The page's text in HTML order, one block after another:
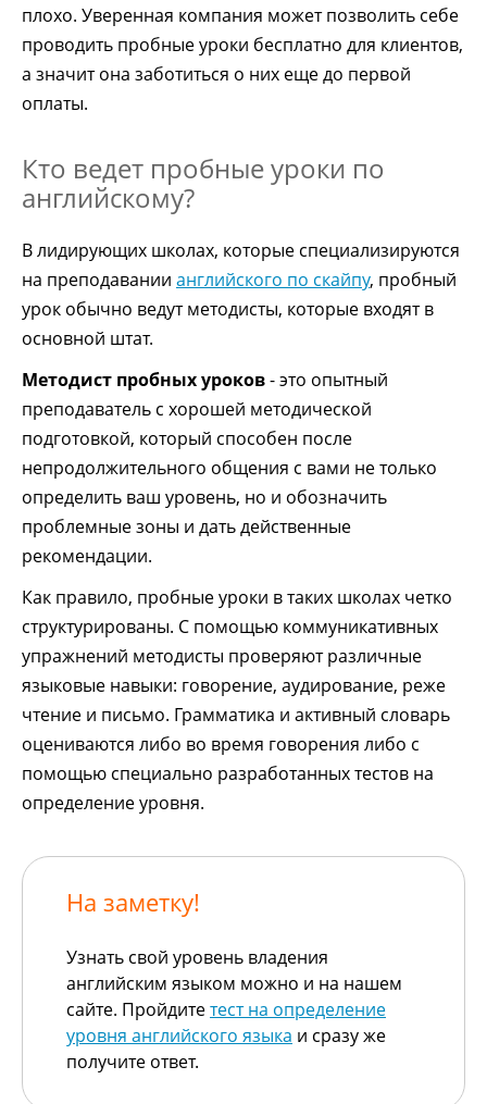
плохо. Уверенная компания может позволить себе
проводить пробные уроки бесплатно для клиентов,
а значит она заботиться о них еще до первой
оплаты.
Кто ведет пробные уроки по
английскому?
В лидирующих школах, которые специализируются
на преподавании английского по скайпу, пробный
урок обычно ведут методисты, которые входят в
основной штат.
Методист пробных уроков- это опытный
преподаватель с хорошей методической
подготовкой, который способен после
непродолжительного общения с вами не только
определить ваш уровень, но и обозначить
проблемные зоны и дать действенные
рекомендации.
Как правило, пробные уроки в таких школах четко
структурированы. С помощью коммуникативных
упражнений методисты проверяют различные
языковые навыки: говорение, аудирование, реже
чтение и письмо. Грамматика и активный словарь
оцениваются либо во время говорения либо с
помощью специально разработанных тестов на
определение уровня.
На заметку!
Узнать свой уровень владения
английским языком можно и на нашем
сайте. Пройдитетест на определение
уровня английского языка и сразу же
получите ответ.